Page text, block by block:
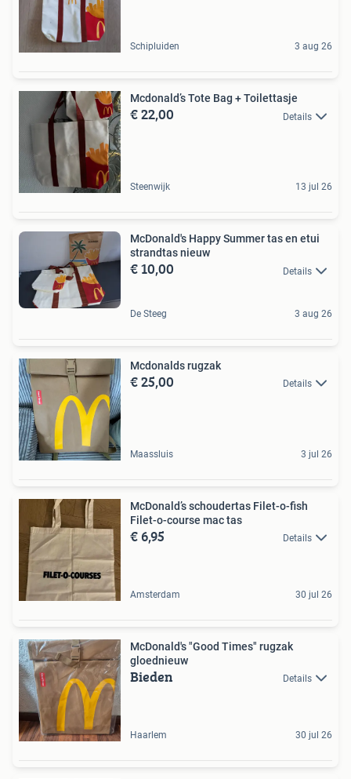
Schipluiden 3 aug 26
Mcdonald’s Tote Bag + Toilettasje
€ 22,00 Details
Steenwijk 13 jul 26
McDonald's Happy Summer tas en etui
strandtas nieuw
€ 10,00 Details
De Steeg 3 aug 26
Mcdonalds rugzak
€ 25,00 Details
Maassluis 3 jul 26
McDonald’s schoudertas Filet-o-fish
Filet-o-course mac tas
€ 6,95 Details
Amsterdam 30 jul 26
McDonald's "Good Times" rugzak
gloednieuw
Bieden Details
Haarlem 30 jul 26